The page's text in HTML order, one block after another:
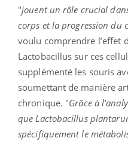
"jouent un rôle crucial
corps et la progression du
voulu comprendre l’effet
Lactobacillus sur ces
supplémenté les souris
soumettant de manière
chronique. "Grâce à
que Lactobacillus
spécifiquement le